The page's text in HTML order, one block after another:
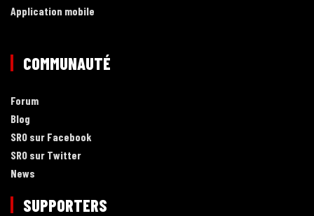
Application mobile
COMMUNAUTÉ
Forum
Blog
SRO sur Facebook
SRO sur Twitter
News
SUPPORTERS